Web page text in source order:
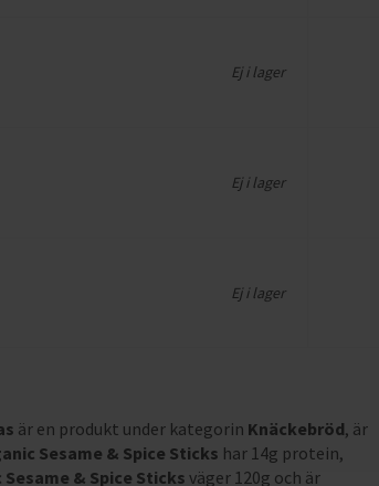
Ej i lager
Ej i lager
Ej i lager
är en produkt under kategorin Knäckebröd, är
Sesame & Spice Sticks har 14g protein,
Sesame & Spice Sticks väger 120g och är